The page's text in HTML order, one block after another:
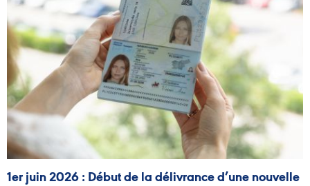
1er juin 2026 : Début de la délivrance d’une nouvelle